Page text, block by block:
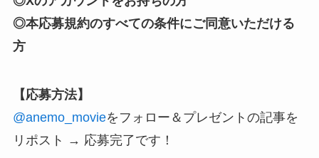
◎本応募規約のすべての条件にご同意いただける
方
【応募方法】
@anemo_movieをフォロー ＆プレゼントの記事を
リポスト → 応募完了です！